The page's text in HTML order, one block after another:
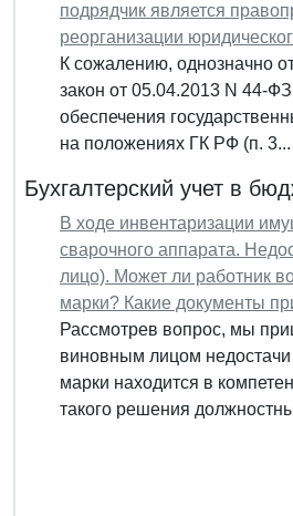
подрядчик является
реорганизации
К сожалению, однозначно
закон от 05.04.2013 N 44-
обеспечения
на положениях ГК РФ (п. 3...
Бухгалтерский учет в
В ходе инвентаризации
сварочного аппарата.
лицо). Может ли работник
марки? Какие документы
Рассмотрев вопрос, мы
виновным лицом недостачи
марки находится в
такого решения